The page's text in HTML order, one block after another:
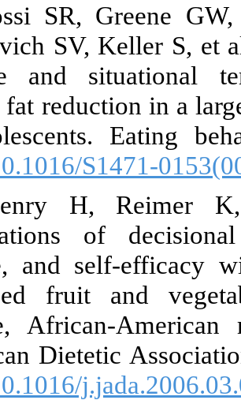
14. Rossi
Benisovich
balance
dietary fat
of
[
15. Henry
change, and
increased
income,
American
[